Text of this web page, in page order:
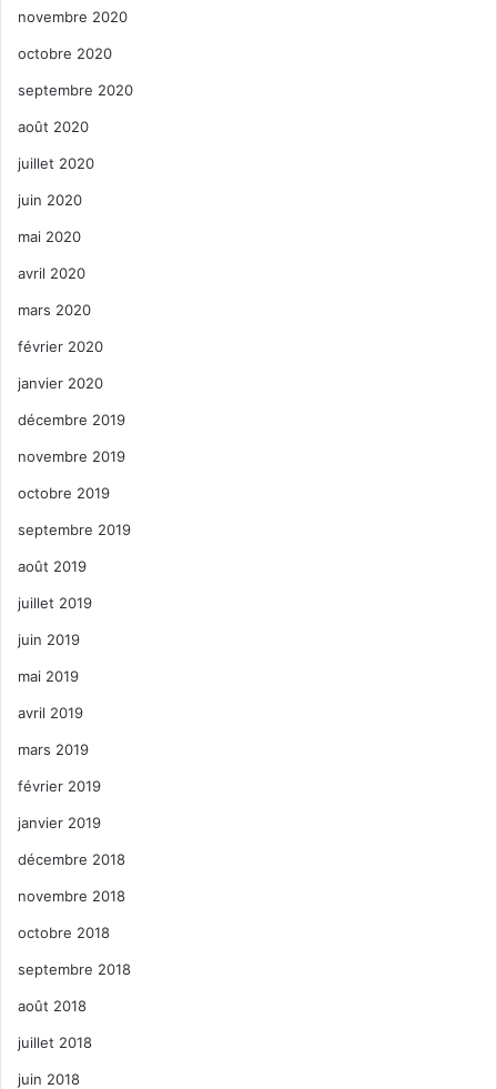
novembre 2020
octobre 2020
septembre 2020
août 2020
juillet 2020
juin 2020
mai 2020
avril 2020
mars 2020
février 2020
janvier 2020
décembre 2019
novembre 2019
octobre 2019
septembre 2019
août 2019
juillet 2019
juin 2019
mai 2019
avril 2019
mars 2019
février 2019
janvier 2019
décembre 2018
novembre 2018
octobre 2018
septembre 2018
août 2018
juillet 2018
juin 2018